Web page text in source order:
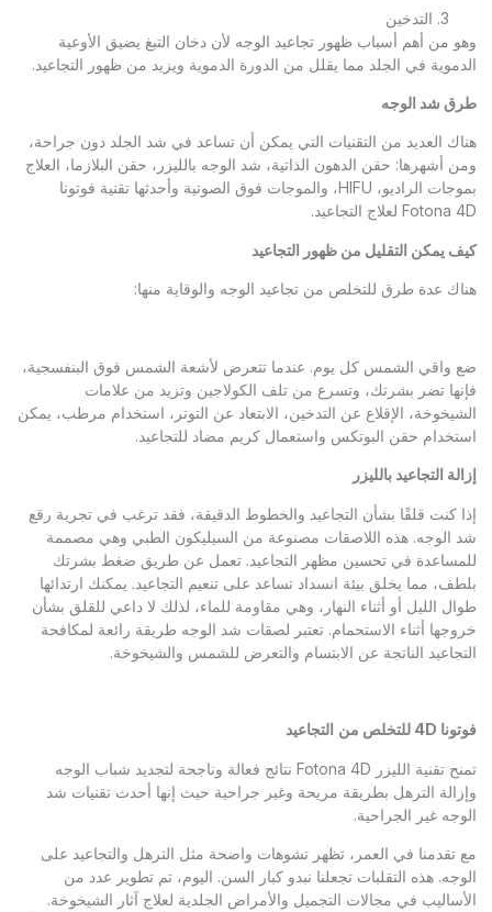
التدخين
وهو من أهم أسباب ظهور تجاعيد الوجه لأن دخان التبغ يضيق الأوعية
الدموية في الجلد مما يقلل من الدورة الدموية ويزيد من ظهور التجاعيد.
طرق شد الوجه
هناك العديد من التقنيات التي يمكن أن تساعد في شد الجلد دون جراحة،
ومن أشهرها: حقن الدهون الذاتية، شد الوجه بالليزر، حقن البلازما، العلاج
بموجات الراديو، HIFU، والموجات فوق الصوتية وأحدثها تقنية فوتونا
Fotona 4D لعلاج التجاعيد.
كيف يمكن التقليل من ظهور التجاعيد
هناك عدة طرق للتخلص من تجاعيد الوجه والوقاية منها:
ضع واقي الشمس كل يوم. عندما تتعرض لأشعة الشمس فوق البنفسجية،
فإنها تضر بشرتك، وتسرع من تلف الكولاجين وتزيد من علامات
الشيخوخة، الإقلاع عن التدخين، الابتعاد عن التوتر، استخدام مرطب، يمكن
استخدام حقن البوتكس واستعمال كريم مضاد للتجاعيد.
إزالة التجاعيد بالليز ر
إذا كنت قلقًا بشأن التجاعيد والخطوط الدقيقة، فقد ترغب في تجربة رقع
شد الوجه. هذه اللاصقات مصنوعة من السيليكون الطبي وهي مصممة
للمساعدة في تحسين مظهر التجاعيد. تعمل عن طريق ضغط بشرتك
بلطف، مما يخلق بيئة انسداد تساعد على تنعيم التجاعيد. يمكنك ارتدائها
طوال الليل أو أثناء النهار، وهي مقاومة للماء، لذلك لا داعي للقلق بشأن
خروجها أثناء الاستحمام. تعتبر لصقات شد الوجه طريقة رائعة لمكافحة
التجاعيد الناتجة عن الابتسام والتعرض للشمس والشيخوخة.
فوتونا 4D للتخلص من التجاعيد
تمنح تقنية الليزر Fotona 4D نتائج فعالة وناجحة لتجديد شباب الوجه
وإزالة الترهل بطريقة مريحة وغير جراحية حيث إنها أحدث تقنيات شد
الوجه غير الجراحية.
مع تقدمنا ​​في العمر، تظهر تشوهات واضحة مثل الترهل والتجاعيد على
الوجه. هذه التقلبات تجعلنا نبدو كبار السن. اليوم، تم تطوير عدد من
الأساليب في مجالات التجميل والأمراض الجلدية لعلاج آثار الشيخوخة.